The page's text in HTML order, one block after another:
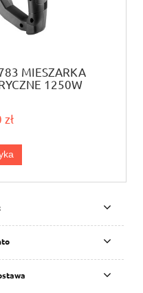
MIESZARKA
1250W